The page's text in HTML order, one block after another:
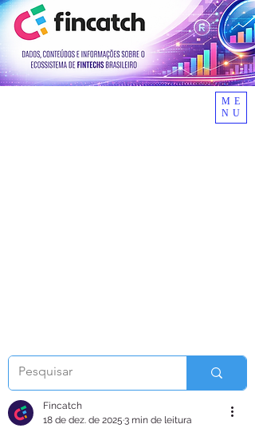
ME
NU
Fincatch
18 de dez. de 2025 3 min de leitura